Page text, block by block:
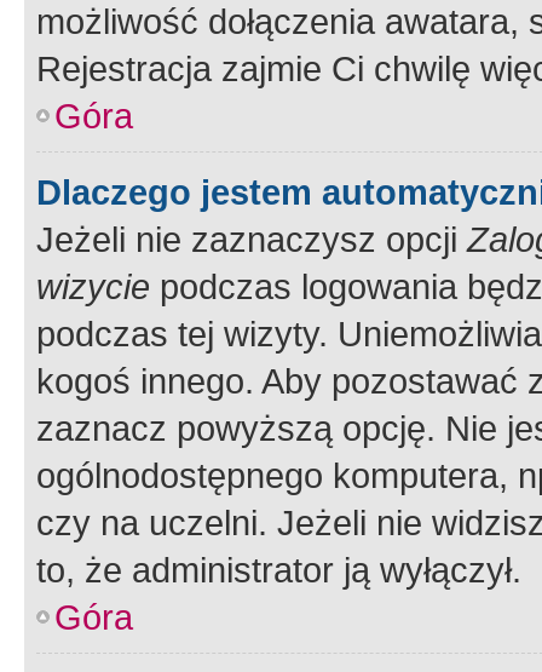
możliwość dołączenia
Rejestracja zajmie Ci chwilę
Góra
Dlaczego jestem
Jeżeli nie zaznaczysz opcji
wizycie podczas logowania
podczas tej wizyty.
kogoś innego. Aby pozostawać
zaznacz powyższą opcję. Nie
ogólnodostępnego komputera,
czy na uczelni. Jeżeli nie
to, że administrator ją wyłączył.
Góra